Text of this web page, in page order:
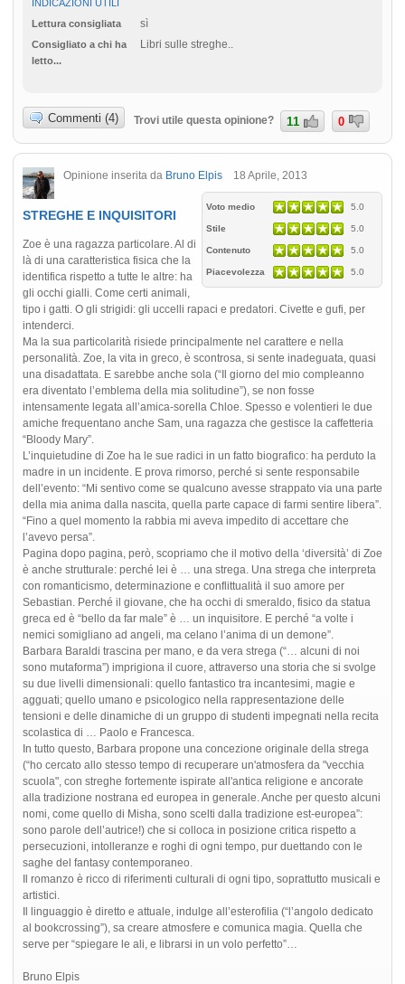
INDICAZIONI UTILI
Lettura consigliata
sì
Consigliato a chi ha
letto...
Libri sulle streghe..
Commenti (4) Trovi utile questa opinione? 11 0
Opinione inserita da Bruno Elpis 18 Aprile, 2013
Voto medio 5.0
Stile 5.0
Contenuto 5.0
Piacevolezza 5.0
STREGHE E INQUISITORI
Zoe è una ragazza particolare. Al di
là di una caratteristica fisica che la
identifica rispetto a tutte le altre: ha
gli occhi gialli. Come certi animali,
tipo i gatti. O gli strigidi: gli uccelli rapaci e predatori. Civette e gufi, per
intenderci.
Ma la sua particolarità risiede principalmente nel carattere e nella
personalità. Zoe, la vita in greco, è scontrosa, si sente inadeguata, quasi
una disadattata. E sarebbe anche sola (“Il giorno del mio compleanno
era diventato l’emblema della mia solitudine”), se non fosse
intensamente legata all’amica-sorella Chloe. Spesso e volentieri le due
amiche frequentano anche Sam, una ragazza che gestisce la caffetteria
“Bloody Mary”.
L’inquietudine di Zoe ha le sue radici in un fatto biografico: ha perduto la
madre in un incidente. E prova rimorso, perché si sente responsabile
dell’evento: “Mi sentivo come se qualcuno avesse strappato via una parte
della mia anima dalla nascita, quella parte capace di farmi sentire libera”.
“Fino a quel momento la rabbia mi aveva impedito di accettare che
l’avevo persa”.
Pagina dopo pagina, però, scopriamo che il motivo della ‘diversità’ di Zoe
è anche strutturale: perché lei è … una strega. Una strega che interpreta
con romanticismo, determinazione e conflittualità il suo amore per
Sebastian. Perché il giovane, che ha occhi di smeraldo, fisico da statua
greca ed è “bello da far male” è … un inquisitore. E perché “a volte i
nemici somigliano ad angeli, ma celano l’anima di un demone”.
Barbara Baraldi trascina per mano, e da vera strega (“… alcuni di noi
sono mutaforma”) imprigiona il cuore, attraverso una storia che si svolge
su due livelli dimensionali: quello fantastico tra incantesimi, magie e
agguati; quello umano e psicologico nella rappresentazione delle
tensioni e delle dinamiche di un gruppo di studenti impegnati nella recita
scolastica di … Paolo e Francesca.
In tutto questo, Barbara propone una concezione originale della strega
(“ho cercato allo stesso tempo di recuperare un'atmosfera da "vecchia
scuola", con streghe fortemente ispirate all'antica religione e ancorate
alla tradizione nostrana ed europea in generale. Anche per questo alcuni
nomi, come quello di Misha, sono scelti dalla tradizione est-europea”:
sono parole dell’autrice!) che si colloca in posizione critica rispetto a
persecuzioni, intolleranze e roghi di ogni tempo, pur duettando con le
saghe del fantasy contemporaneo.
Il romanzo è ricco di riferimenti culturali di ogni tipo, soprattutto musicali e
artistici.
Il linguaggio è diretto e attuale, indulge all’esterofilia (“l’angolo dedicato
al bookcrossing”), sa creare atmosfere e comunica magia. Quella che
serve per “spiegare le ali, e librarsi in un volo perfetto”…
Bruno Elpis